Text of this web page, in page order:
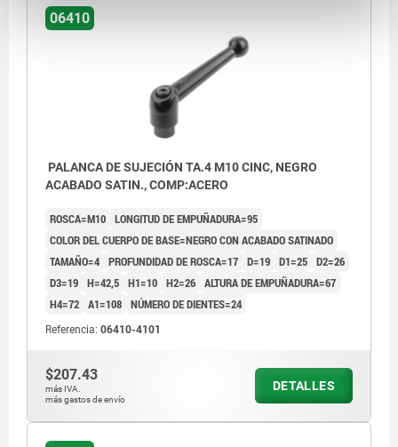
06410
PALANCA DE SUJECIÓN TA.4 M10 CINC, NEGRO
ACABADO SATIN., COMP:ACERO
ROSCA=M10 LONGITUD DE EMPUÑADURA=95
COLOR DEL CUERPO DE BASE=NEGRO CON ACABADO SATINADO
TAMAÑO=4 PROFUNDIDAD DE ROSCA=17 D=19 D1=25 D2=26
D3=19 H=42,5 H1=10 H2=26 ALTURA DE EMPUÑADURA=67
H4=72 A1=108 NÚMERO DE DIENTES=24
Referencia: 06410-4101
$207.43
más IVA.
más gastos de envío
DETALLES